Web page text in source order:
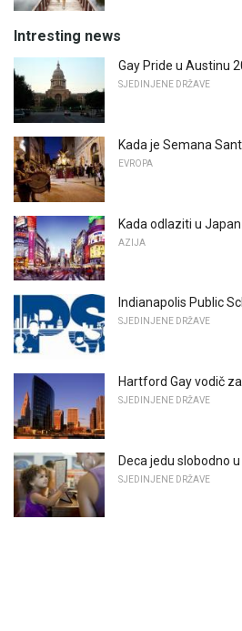
Intresting news
Gay Pride u Austinu
SJEDINJENE DRŽAVE
Kada je Semana
EVROPA
Kada odlaziti u Japan
AZIJA
Indianapolis Public
SJEDINJENE DRŽAVE
Hartford Gay vodič
SJEDINJENE DRŽAVE
Deca jedu slobodno
SJEDINJENE DRŽAVE